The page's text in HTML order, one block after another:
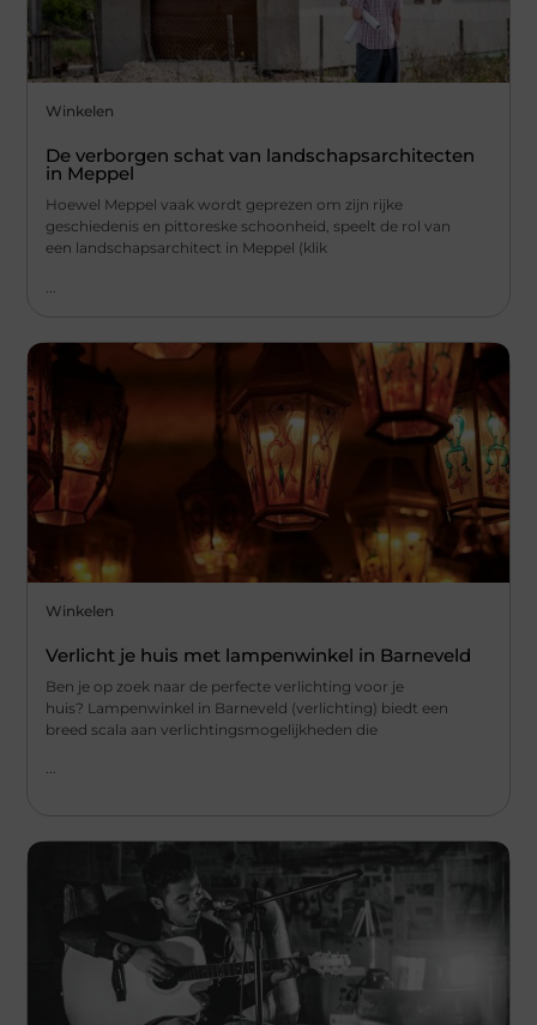
Winkelen
De verborgen schat van landschapsarchitecten
in Meppel
Hoewel Meppel vaak wordt geprezen om zijn rijke
geschiedenis en pittoreske schoonheid, speelt de rol van
een landschapsarchitect in Meppel (klik
Winkelen
Verlicht je huis met lampenwinkel in Barneveld
Ben je op zoek naar de perfecte verlichting voor je
huis? Lampenwinkel in Barneveld (verlichting) biedt een
breed scala aan verlichtingsmogelijkheden die